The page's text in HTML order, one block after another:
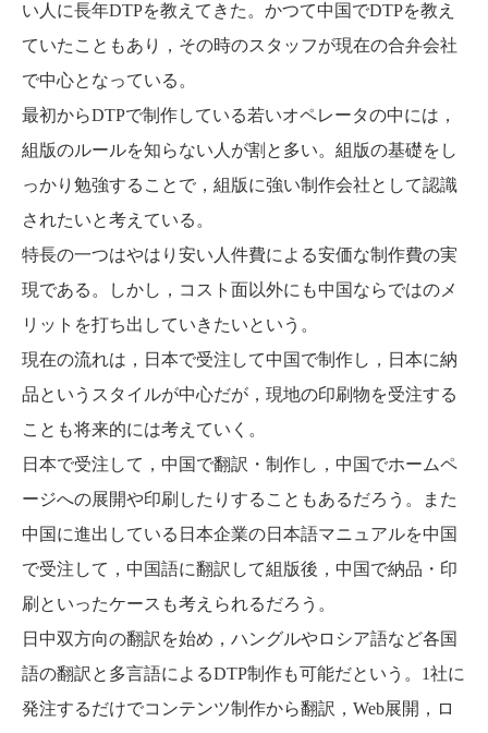
い人に長年DTPを教えてきた。かつて中国でDTPを教え
ていたこともあり，その時のスタッフが現在の合弁会社
で中心となっている。
最初からDTPで制作している若いオペレータの中には，
組版のルールを知らない人が割と多い。組版の基礎をし
っかり勉強することで，組版に強い制作会社として認識
されたいと考えている。
特長の一つはやはり安い人件費による安価な制作費の実
現である。しかし，コスト面以外にも中国ならではのメ
リットを打ち出していきたいという。
現在の流れは，日本で受注して中国で制作し，日本に納
品というスタイルが中心だが，現地の印刷物を受注する
ことも将来的には考えていく。
日本で受注して，中国で翻訳・制作し，中国でホームペ
ージへの展開や印刷したりすることもあるだろう。また
中国に進出している日本企業の日本語マニュアルを中国
で受注して，中国語に翻訳して組版後，中国で納品・印
刷といったケースも考えられるだろう。
日中双方向の翻訳を始め，ハングルやロシア語など各国
語の翻訳と多言語によるDTP制作も可能だという。1社に
発注するだけでコンテンツ制作から翻訳，Web展開，ロ